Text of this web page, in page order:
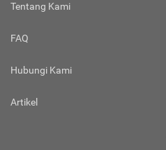
Tentang Kami
FAQ
Hubungi Kami
Artikel